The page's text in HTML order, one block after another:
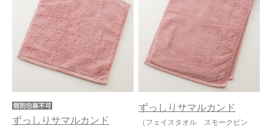
ずっしりサマルカンド
ずっしりサマルカンド
（フェイスタオル スモークピン